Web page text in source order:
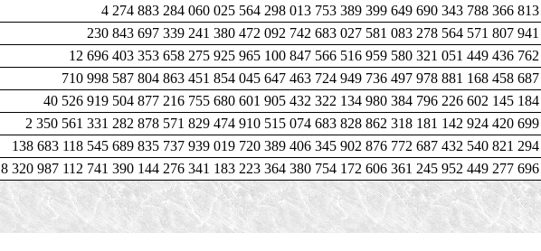
4 274 883 284 060 025 564 298 013 753 389 399 649 690 343 788 366
230 843 697 339 241 380 472 092 742 683 027 581 083 278 564 571 807
12 696 403 353 658 275 925 965 100 847 566 516 959 580 321 051 449 436
710 998 587 804 863 451 854 045 647 463 724 949 736 497 978 881 168 458
40 526 919 504 877 216 755 680 601 905 432 322 134 980 384 796 226 602 145
2 350 561 331 282 878 571 829 474 910 515 074 683 828 862 318 181 142 924 420
138 683 118 545 689 835 737 939 019 720 389 406 345 902 876 772 687 432 540 821
8 320 987 112 741 390 144 276 341 183 223 364 380 754 172 606 361 245 952 449 277